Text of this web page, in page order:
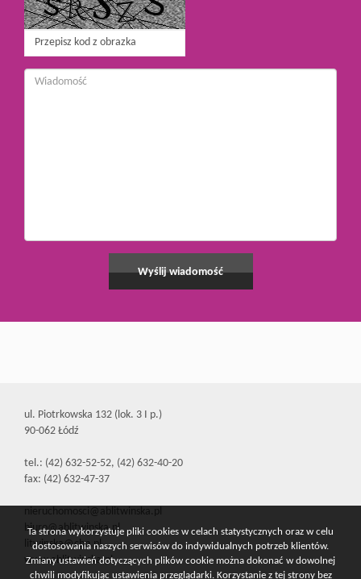
ul. Piotrkowska 132 (lok. 3 I p.)
90-062 Łódź
tel.: (42) 632-52-52, (42) 632-40-20
fax: (42) 632-47-37
nieruchomosci@ablitwinska.pl
biuro@ablitwinska.pl
litwinska@cbn.pl
www.ablitwinska.pl
Ta strona wykorzystuje pliki cookies w celach statystycznych oraz w celu
dostosowania naszych serwisów do indywidualnych potrzeb klientów.
Zmiany ustawień dotyczących plików cookie można dokonać w dowolnej
chwili modyfikując ustawienia przeglądarki. Korzystanie z tej strony bez